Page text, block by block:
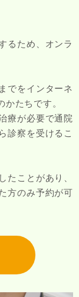
るため、オンラ
でをインターネ
たちです。
療が必要で通院
診察を受けるこ
たことがあり、
方のみ予約が可